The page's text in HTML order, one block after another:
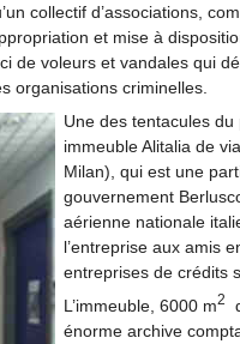
collectif d’associations,
et mise à
de voleurs et vandales qui
organisations criminelles.
Une des tentacules du
immeuble Alitalia de
Milan), qui est une
gouvernement
aérienne nationale
l’entreprise aux amis
entreprises de crédits
L’immeuble, 6000 m2
énorme archive